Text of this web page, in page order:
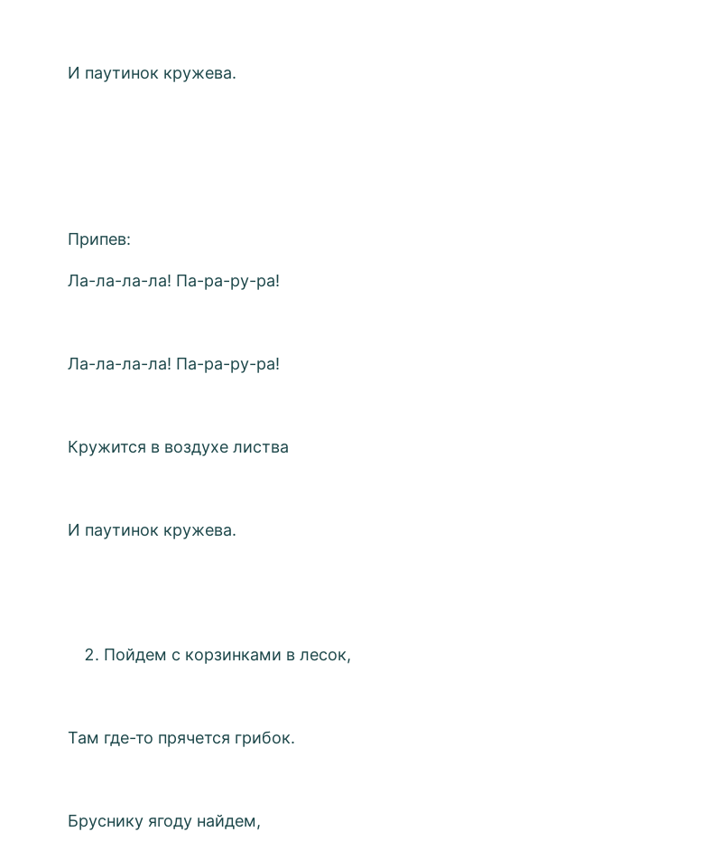
И паутинок кружева.
Припев:
Ла-ла-ла-ла! Па-ра-ру-ра!
Ла-ла-ла-ла! Па-ра-ру-ра!
Кружится в воздухе листва
И паутинок кружева.
Пойдем с корзинками в лесок,
Там где-то прячется грибок.
Бруснику ягоду найдем,